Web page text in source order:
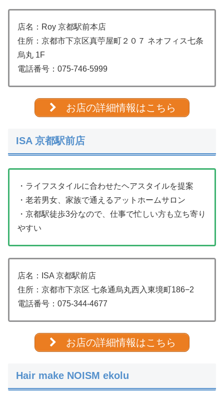
店名：Roy 京都駅前本店
住所：京都市下京区真苧屋町２０７ ネオフィス七条
烏丸 1F
電話番号： 075-746-5999
お店の詳細情報はこちら
ISA 京都駅前店
・ライフスタイルに合わせたヘアスタイルを提案
・老若男女、家族で通えるアットホームサロン
・京都駅徒歩3分なので、仕事で忙しい方も立ち寄り
やすい
店名：ISA 京都駅前店
住所：京都市下京区 七条通烏丸西入東境町186−2
電話番号： 075-344-4677
お店の詳細情報はこちら
Hair make NOISM ekolu